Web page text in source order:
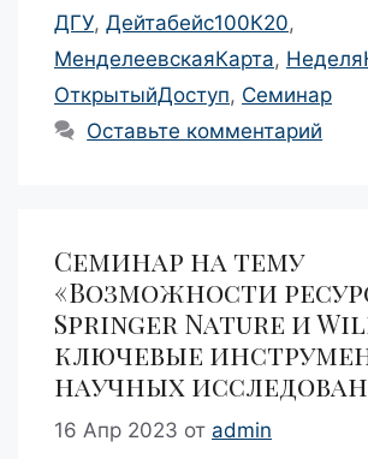
ДГУ, Дейтабейс100К20,
МенделеевскаяКарта,
ОткрытыйДоступ, Семинар
Оставьте комментарий
Семинар на тему
«Возможности
Springer Nature и
ключевые
научных
16 Апр 2023 от admin